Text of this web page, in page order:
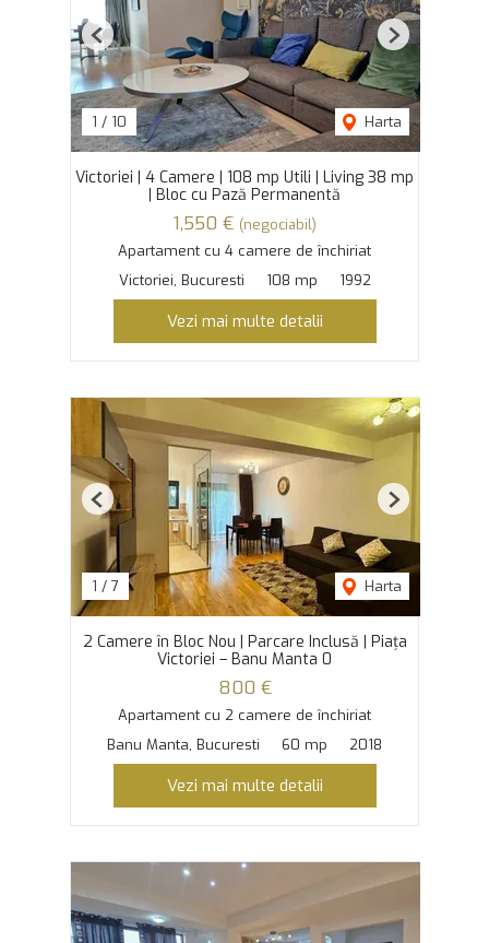
1 / 10 Harta
Previous Next
Victoriei | 4 Camere | 108 mp Utili | Living 38 mp
| Bloc cu Pază Permanentă
1,550 € (negociabil)
Apartament cu 4 camere de închiriat
Victoriei, Bucuresti
108 mp 1992
Vezi mai multe detalii
1 / 7 Harta
Previous Next
2 Camere în Bloc Nou | Parcare Inclusă | Piața
Victoriei – Banu Manta 0
800 €
Apartament cu 2 camere de închiriat
Banu Manta, Bucuresti
60 mp 2018
Vezi mai multe detalii